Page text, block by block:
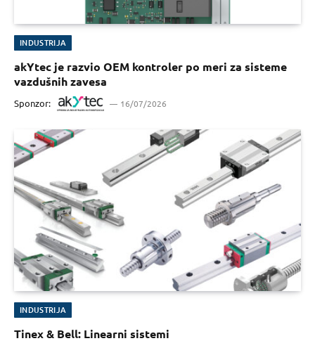
INDUSTRIJA
akYtec je razvio OEM kontroler po meri za sisteme
vazdušnih zavesa
Sponzor: 16/07/2026
INDUSTRIJA
Tinex & Bell: Linearni sistemi